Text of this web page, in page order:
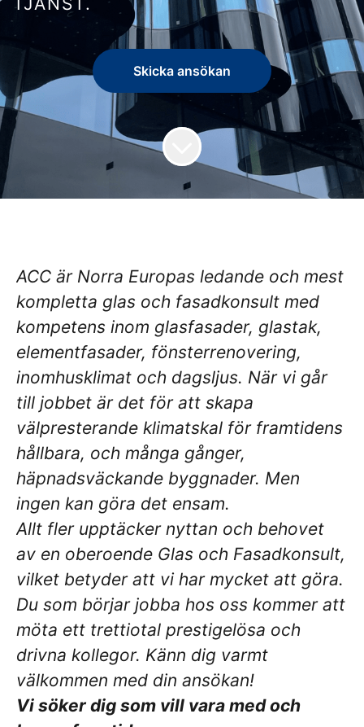
Skicka ansökan
ACC är Norra Europas ledande och mest
kompletta glas och fasadkonsult med
kompetens inom glasfasader, glastak,
elementfasader, fönsterrenovering,
inomhusklimat och dagsljus. När vi går
till jobbet är det för att skapa
välpresterande klimatskal för framtidens
hållbara, och många gånger,
häpnadsväckande byggnader. Men
ingen kan göra det ensam.
Allt fler upptäcker nyttan och behovet
av en oberoende Glas och Fasadkonsult,
vilket betyder att vi har mycket att göra.
Du som börjar jobba hos oss kommer att
möta ett trettiotal prestigelösa och
drivna kollegor. Känn dig varmt
välkommen med din ansökan!
Vi söker dig som vill vara med och